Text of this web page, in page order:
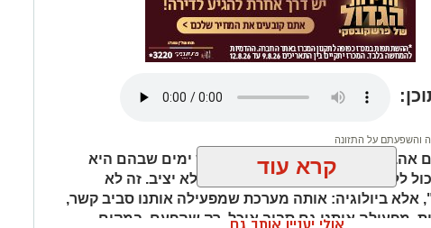
והשפעתם על התזונה
אהבה גורמת לנו לשכוח לאכול. ויש ימים שבהם היא
ללא הרף, בעיקר כשמשהו בקשר לא יציב. זה לא
אלא ביולוגיה: אותה מערכת שמפעילה אותנו סביב קשר,
מפעילה אותנו גם סביב אוכל. רק שהפעם, במקום
קרא עוד